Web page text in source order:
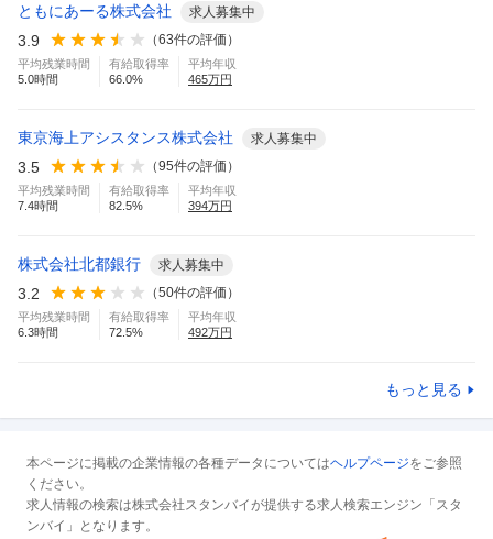
ともにあーる株式会社 求人募集中
3.9 （63件の評価）
平均残業時間
5.0時間
有給取得率
66.0%
平均年収
465万円
東京海上アシスタンス株式会社 求人募集中
3.5 （95件の評価）
平均残業時間
7.4時間
有給取得率
82.5%
平均年収
394万円
株式会社北都銀行 求人募集中
3.2 （50件の評価）
平均残業時間
6.3時間
有給取得率
72.5%
平均年収
492万円
もっと見る
本ページに掲載の企業情報の各種データについてはヘルプページをご参照
ください。
求人情報の検索は株式会社スタンバイが提供する求人検索エンジン「スタ
ンバイ」となります。